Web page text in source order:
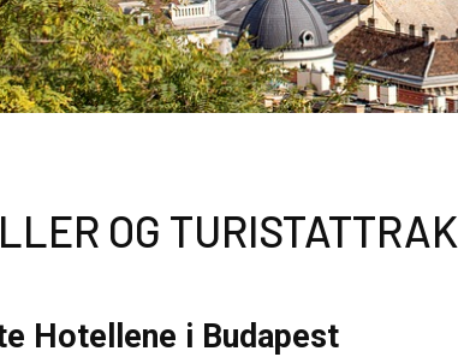
OG
Hotellene i Budapest